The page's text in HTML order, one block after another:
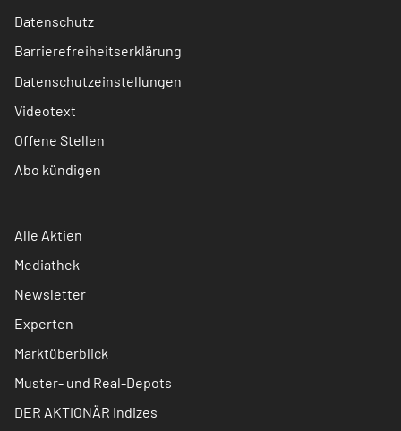
Datenschutz
Barrierefreiheitserklärung
Datenschutzeinstellungen
Videotext
Offene Stellen
Abo kündigen
Alle Aktien
Mediathek
Newsletter
Experten
Marktüberblick
Muster- und Real-Depots
DER AKTIONÄR Indizes